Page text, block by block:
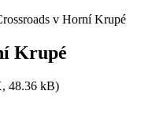
v Horní Krupé
Krupé
48.36 kB)